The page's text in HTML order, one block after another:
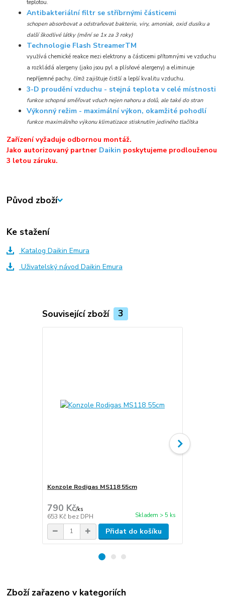
teplotou.
Antibakteriální filtr se stříbrnými částicemi
schopen absorbovat a odstraňovat bakterie, viry, amoniak, oxid dusíku a
další škodlivé látky (mění se 1x za 3 roky)
Technologie Flash StreamerTM
využívá chemické reakce mezi elektrony a částicemi přítomnými ve vzduchu
a rozkládá alergeny (jako jsou pyl a plísňové alergeny) a eliminuje
nepříjemné pachy, čímž zajišťuje čistší a lepší kvalitu vzduchu.
3-D proudění vzduchu - stejná teplota v celé místnosti
funkce schopná směřovat vduch nejen nahoru a dolů, ale také do stran
Výkonný režim - maximální výkon, okamžité pohodlí
funkce maximálního výkonu klimatizace stisknutím jediného tlačítka
Zařízení vyžaduje odbornou montáž.
Jako autorizovaný partner Daikin poskytujeme prodlouženou
3 letou záruku.
Původ zboží
Ke stažení
Katalog Daikin Emura
Uživatelský návod Daikin Emura
Související zboží 3
Konzole Rodigas MS118 55cm
790 Kč/ks
653 Kč bez DPH Skladem > 5 ks
Přidat do košíku
Zboží zařazeno v kategoriích